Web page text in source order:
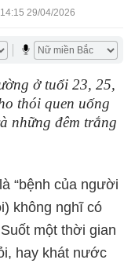
14:15 29/04/2026
ở tuổi 23, 25,
thói quen uống
những đêm trắng
“bệnh của người
không nghĩ có
một thời gian
hay khát nước